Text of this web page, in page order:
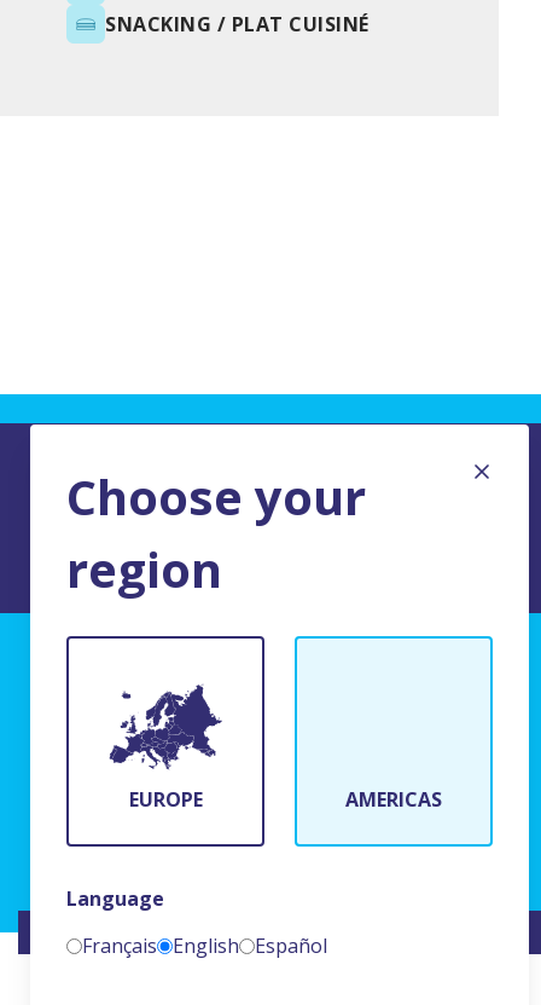
SNACKING / PLAT CUISINÉ
Choose your
region
EUROPE AMERICAS
Language
Français
English Español
BFR Systems
24 rue du Bois Chaland
91090 Lisses, France
WEBSITE CREATED BY